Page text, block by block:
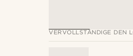
VERVOLLSTÄNDIGE DEN